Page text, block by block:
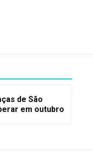
de São
em outubro